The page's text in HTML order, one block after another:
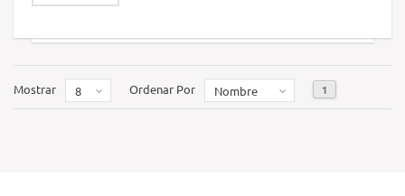
Mostrar 8 Ordenar Por Nombre 1